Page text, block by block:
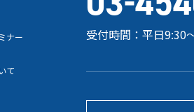
ナー
て
受付時間：平日9:30